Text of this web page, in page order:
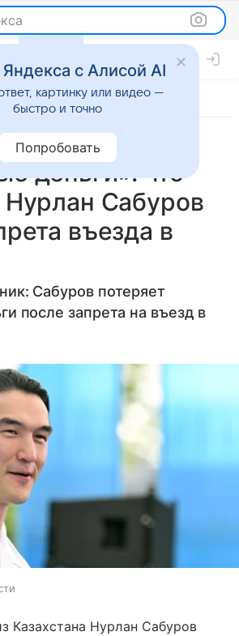
правда
деньги»: что
Нурлан Сабуров
въезда в
Сабуров потеряет
после запрета на въезд в
Казахстана Нурлан Сабуров
с Алисой AI
картинку или видео —
быстро и точно
Попробовать